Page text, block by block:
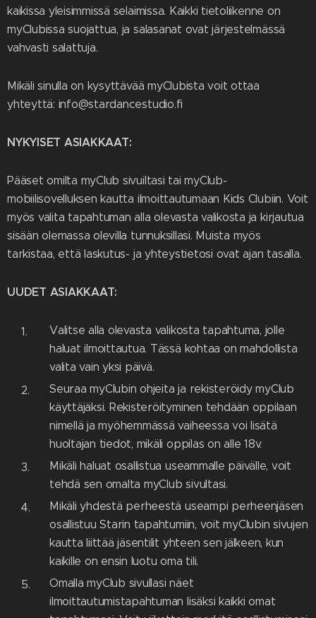
kaikissa yleisimmissä selaimissa. Kaikki tietoliikenne on
myClubissa suojattua, ja salasanat ovat järjestelmässä
vahvasti salattuja.
Mikäli sinulla on kysyttävää myClubista voit ottaa
yhteyttä: info@stardancestudio.fi
NYKYISET ASIAKKAAT:
Pääset omilta myClub sivuiltasi tai myClub-
mobiilisovelluksen kautta ilmoittautumaan Kids Clubiin. Voit
myös valita tapahtuman alla olevasta valikosta ja kirjautua
sisään olemassa olevilla tunnuksillasi. Muista myös
tarkistaa, että laskutus- ja yhteystietosi ovat ajan tasalla.
UUDET ASIAKKAAT:
Valitse alla olevasta valikosta tapahtuma, jolle
haluat ilmoittautua. Tässä kohtaa on mahdollista
valita vain yksi päivä.
Seuraa myClubin ohjeita ja rekisteröidy myClub
käyttäjäksi. Rekisteröityminen tehdään oppilaan
nimellä ja myöhemmässä vaiheessa voi lisätä
huoltajan tiedot, mikäli oppilas on alle 18v.
Mikäli haluat osallistua useammalle päivälle, voit
tehdä sen omalta myClub sivultasi.
Mikäli yhdestä perheestä useampi perheenjäsen
osallistuu Starin tapahtumiin, voit myClubin sivujen
kautta liittää jäsentilit yhteen sen jälkeen, kun
kaikille on ensin luotu oma tili.
Omalla myClub sivullasi näet
ilmoittautumistapahtuman lisäksi kaikki omat